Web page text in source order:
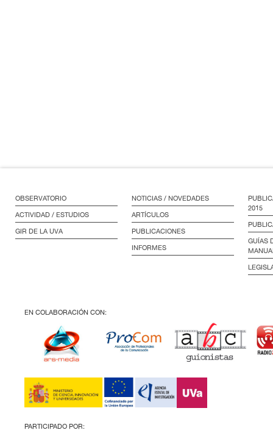
OBSERVATORIO
ACTIVIDAD / ESTUDIOS
GIR DE LA UVA
NOTICIAS / NOVEDADES
ARTÍCULOS
PUBLICACIONES
INFORMES
2015
GUÍAS
EN COLABORACIÓN CON:
PARTICIPADO POR: